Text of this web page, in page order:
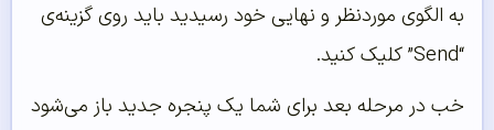
به الگوی موردنظر و نهایی خود رسیدید باید روی گزینه‌ی
“Send” کلیک کنید.
خب در مرحله بعد برای شما یک پنجره جدید باز می‌شود